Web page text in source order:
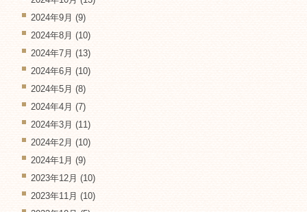
2024年9月 (9)
2024年8月 (10)
2024年7月 (13)
2024年6月 (10)
2024年5月 (8)
2024年4月 (7)
2024年3月 (11)
2024年2月 (10)
2024年1月 (9)
2023年12月 (10)
2023年11月 (10)